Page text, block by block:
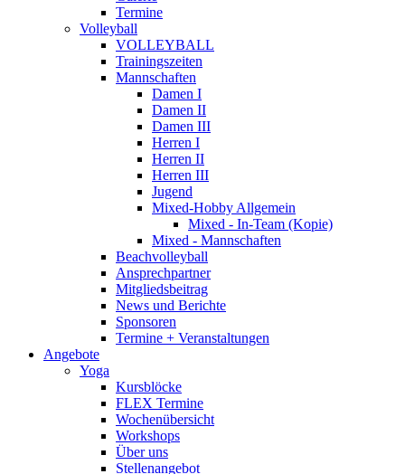
Termine
Volleyball
VOLLEYBALL
Trainingszeiten
Mannschaften
Damen I
Damen II
Damen III
Herren I
Herren II
Herren III
Jugend
Mixed-Hobby Allgemein
Mixed - In-Team (Kopie)
Mixed - Mannschaften
Beachvolleyball
Ansprechpartner
Mitgliedsbeitrag
News und Berichte
Sponsoren
Termine + Veranstaltungen
Angebote
Yoga
Kursblöcke
FLEX Termine
Wochenübersicht
Workshops
Über uns
Stellenangebot